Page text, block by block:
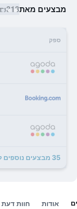
מבצעים מאת₪313
ספק
אודות חוות דעת